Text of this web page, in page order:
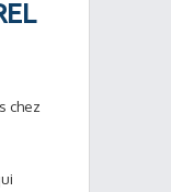
chez